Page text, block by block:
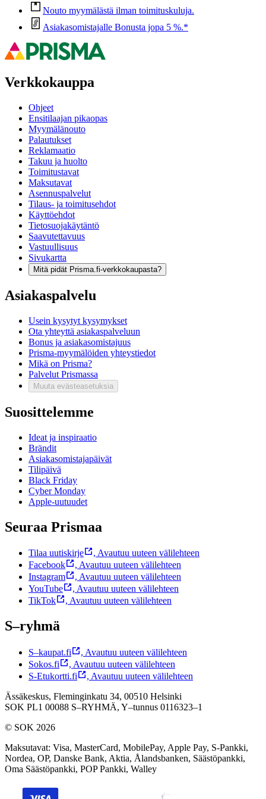
Nouto myymälästä ilman toimituskuluja.
Asiakasomistajalle Bonusta jopa 5 %.*
Verkkokauppa
Ohjeet
Ensitilaajan pikaopas
Myymälänouto
Palautukset
Reklamaatio
Takuu ja huolto
Toimitustavat
Maksutavat
Asennuspalvelut
Tilaus- ja toimitusehdot
Käyttöehdot
Tietosuojakäytäntö
Saavutettavuus
Vastuullisuus
Sivukartta
Mitä pidät Prisma.fi-verkkokaupasta?
Asiakaspalvelu
Usein kysytyt kysymykset
Ota yhteyttä asiakaspalveluun
Bonus ja asiakasomistajuus
Prisma-myymälöiden yhteystiedot
Mikä on Prisma?
Palvelut Prismassa
Muuta evästeasetuksia
Suosittelemme
Ideat ja inspiraatio
Brändit
Asiakasomistajapäivät
Tilipäivä
Black Friday
Cyber Monday
Apple-uutuudet
Seuraa Prismaa
Tilaa uutiskirje , Avautuu uuteen välilehteen
Facebook
, Avautuu uuteen välilehteen
Instagram
, Avautuu uuteen välilehteen
YouTube
, Avautuu uuteen välilehteen
TikTok
, Avautuu uuteen välilehteen
S–ryhmä
S–kaupat.fi , Avautuu uuteen välilehteen
Sokos.fi
, Avautuu uuteen välilehteen
S-Etukortti.fi
, Avautuu uuteen välilehteen
Ässäkeskus, Fleminginkatu 34, 00510 Helsinki
SOK PL1 00088 S–RYHMÄ, Y–tunnus 0116323–1
© SOK 2026
Maksutavat: Visa, MasterCard, MobilePay, Apple Pay, S-Pankki,
Nordea, OP, Danske Bank, Aktia, Ålandsbanken, Säästöpankki,
Oma Säästöpankki, POP Pankki, Walley